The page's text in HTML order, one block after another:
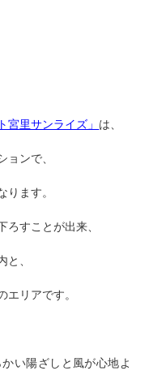
宮里サンライズ」 は、
ョンで、
ります。
ろすことが出来、
と、
エリアです。
い陽ざしと風が心地よ